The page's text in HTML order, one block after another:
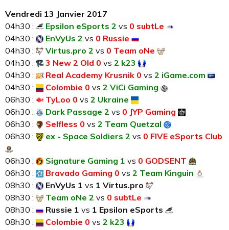
Vendredi 13 Janvier 2017
04h30 :
Epsilon eSports 2 vs 0 subtLe
04h30 :
EnVyUs 2 vs 0 Russie
04h30 :
Virtus.pro 2 vs 0 Team oNe
04h30 :
3 New 2 Old 0 vs 2 k23
04h30 :
Real Academy Krusnik 0 vs 2 iGame.com
04h30 :
Colombie 0 vs 2 ViCi Gaming
06h30 :
TyLoo 0 vs 2 Ukraine
06h30 :
Dark Passage 2 vs 0 JYP Gaming
06h30 :
Selfless 0 vs 2 Team Quetzal
06h30 :
ex - Space Soldiers 2 vs 0 FIVE eSports Club
06h30 : Signature Gaming 1 vs 0 GODSENT
06h30 :
Bravado Gaming 0 vs 2 Team Kinguin
08h30 :
EnVyUs 1 vs 1 Virtus.pro
08h30 :
Team oNe 2 vs 0 subtLe
08h30 :
Russie 1 vs 1 Epsilon eSports
08h30 :
Colombie 0 vs 2 k23